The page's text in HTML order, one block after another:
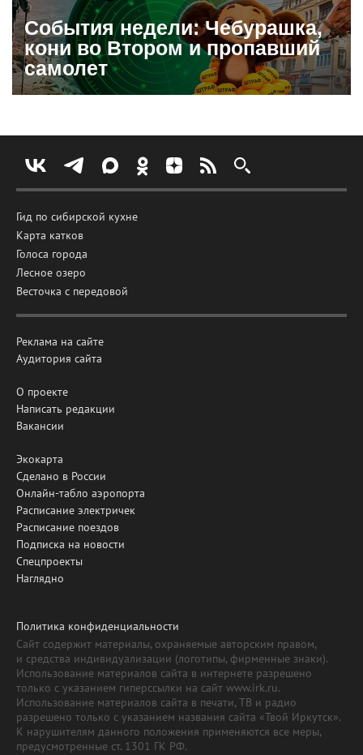
События недели: Чебурашка,
кони во Втором и пропавший
самолет
Гид по сибирской кухне
Карта катков
Голоса города
Лесное озеро
Весточка с передовой
Реклама на сайте
Аудитория сайта
О проекте
Написать редакции
Вакансии
Экокарта
Сделано в России
Онлайн-табло аэропорта
Расписание электричек
Расписание поездов
Подписка на новости
Спецпроекты
Наглядно
Политика конфиденциальности
Сайт содержит материалы, охраняемые авторским правом,
и средства индивидуализации (логотипы, фирменные знаки).
Использование материалов сайта в интернете разрешено
только с указанием гиперссылки на сайт www.irk.ru.
Использование материалов сайта в печати, ТВ и радио
разрешено только с указанием названия сайта «Твой Иркутск».
К нарушителям данного положения применяются все меры,
предусмотренные ст. 1301 ГК РФ.